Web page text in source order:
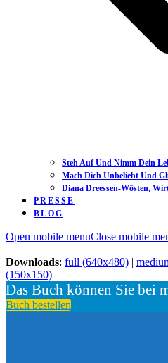
Steh Auf Und Nimm Dein
Mach Dich Unbeliebt Und
Diana Dreessen-Wösten,
PRESSE
BLOG
Open mobile menuClose mobile
Downloads: full (640x480) |
(150x150)
Das Buch können Sie bei
Buch bestellen